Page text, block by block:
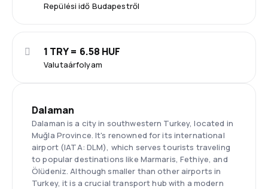
Repülési idő Budapestről
Valutaárfolyam
1 TRY = 6.58 HUF
Dalaman
Dalaman is a city in southwestern Turkey, located in
Muğla Province. It's renowned for its international
airport (IATA: DLM), which serves tourists traveling
to popular destinations like Marmaris, Fethiye, and
Ölüdeniz. Although smaller than other airports in
Turkey, it is a crucial transport hub with a modern